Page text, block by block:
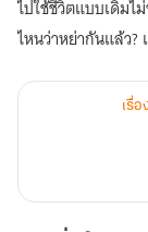
ไปใช้ชีวิตแบบเดิมไ
ไหนว่าหย่ากันแล้ว?
เรื่